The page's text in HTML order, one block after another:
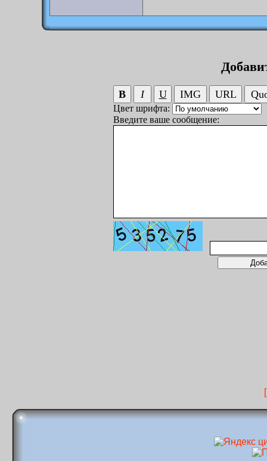
Цвет шрифта:
Введите ваше сообщение: